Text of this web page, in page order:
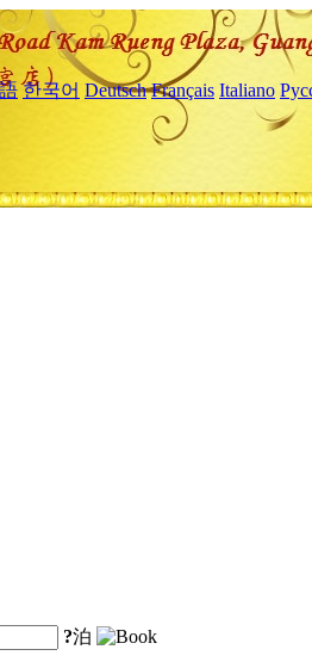
한국어 Deutsch Français Italiano
?泊